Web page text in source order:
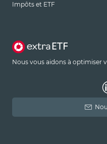
Impôts et ETF
Nous vous aidons à optimiser